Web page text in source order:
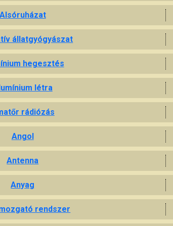
Alsóruházat
állatgyógyászat
hegesztés
létra
rádiózás
Angol
Antenna
Anyag
rendszer